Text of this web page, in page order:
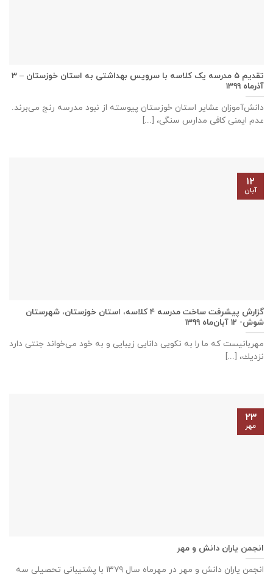
تقدیم ۵ مدرسه یک کلاسه با سرويس بهداشتی به استان خوزستان – ۳
آذر‌ماه ۱۳۹۹
دانش‌آموزان عشایر استان خوزستان پيوسته از نبود مدرسه رنج می‌برند.
عدم ایمنی کافی مدارس سنگی، [...]
گزارش پیشرفت ساخت مدرسه ٤ كلاسه، استان خوزستان، شهرستان
شوش- ۱۲ آبان‌ماه ۱۳۹۹
مهربانيست كه ما را به نكويی دانايی زيبايی و به خود می‌خواند جنتی دارد
نزديك، [...]
۱۲
آبان
انجمن یاران دانش و مهر
انجمن یاران دانش و مهر در مهرماه سال ۱۳۷۹ با پشتیبانی تحصیلی سه
۲۳
مهر